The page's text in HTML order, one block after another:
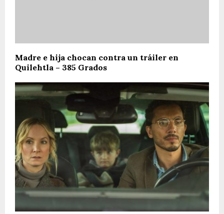
Madre e hija chocan contra un tráiler en
Quilehtla – 385 Grados